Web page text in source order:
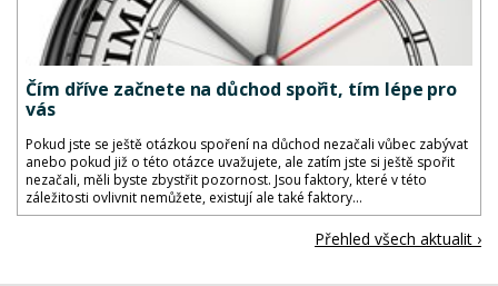
Čím dříve začnete na důchod spořit, tím lépe pro
vás
Pokud jste se ještě otázkou spoření na důchod nezačali vůbec zabývat
anebo pokud již o této otázce uvažujete, ale zatím jste si ještě spořit
nezačali, měli byste zbystřit pozornost. Jsou faktory, které v této
záležitosti ovlivnit nemůžete, existují ale také faktory...
Přehled všech aktualit ›